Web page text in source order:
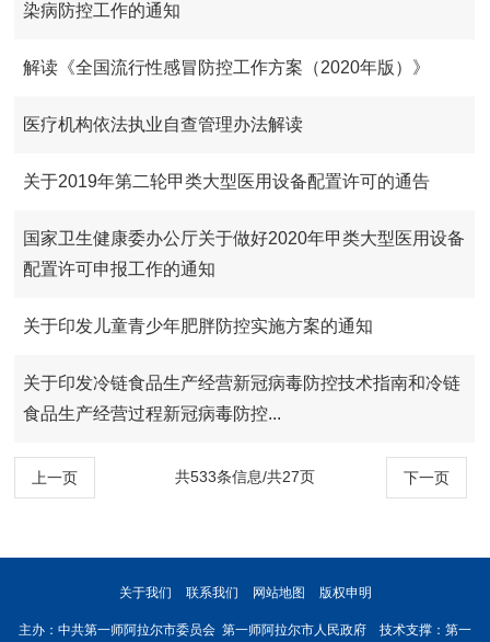
染病防控工作的通知
解读《全国流行性感冒防控工作方案（2020年版）》
医疗机构依法执业自查管理办法解读
关于2019年第二轮甲类大型医用设备配置许可的通告
国家卫生健康委办公厅关于做好2020年甲类大型医用设备
配置许可申报工作的通知
关于印发儿童青少年肥胖防控实施方案的通知
关于印发冷链食品生产经营新冠病毒防控技术指南和冷链
食品生产经营过程新冠病毒防控...
上一页 下一页
共533条信息/共27页
关于我们 联系我们 网站地图 版权申明
主办：中共第一师阿拉尔市委员会 第一师阿拉尔市人民政府 技术支撑：第一